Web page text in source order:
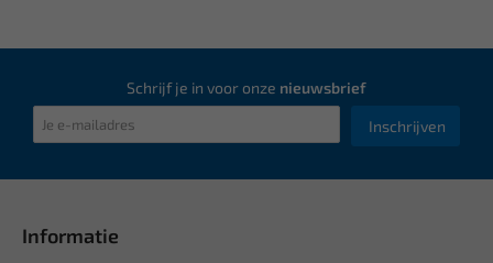
Schrijf je in voor onze nieuwsbrief
Inschrijven
Informatie